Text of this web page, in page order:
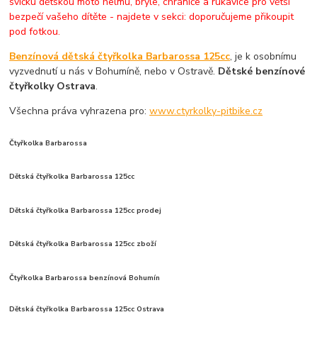
bezpečí vašeho dítěte - najdete v sekci: doporučujeme přikoupit
pod fotkou.
Benzínová dětská čtyřkolka Barbarossa 125cc, je k osobnímu
vyzvednutí u nás v Bohumíně, nebo v Ostravě. Dětské benzínové
čtyřkolky Ostrava.
Všechna práva vyhrazena pro:www.ctyrkolky-pitbike.cz
Čtyřkolka Barbarossa
Dětská čtyřkolka Barbarossa 125cc
Dětská čtyřkolka Barbarossa 125cc prodej
Dětská čtyřkolka Barbarossa 125cc zboží
Čtyřkolka Barbarossa benzínová Bohumín
Dětská čtyřkolka Barbarossa 125cc Ostrava